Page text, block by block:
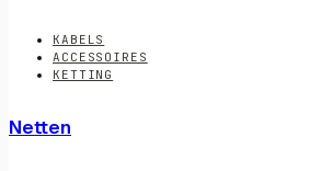
KABELS
ACCESSOIRES
KETTING
Netten